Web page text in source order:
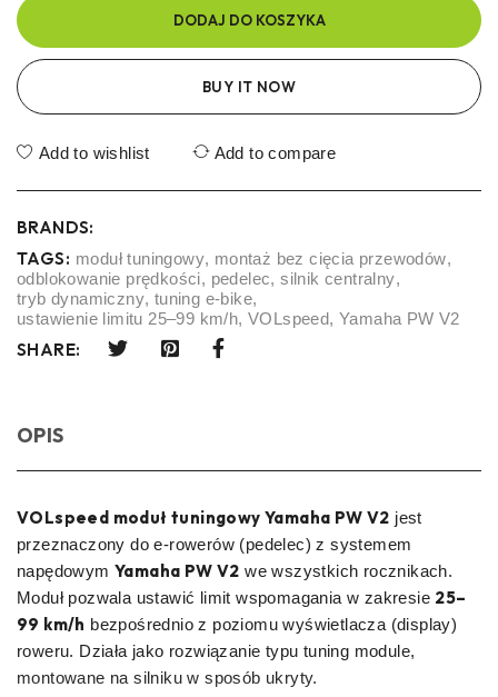
DODAJ DO KOSZYKA
BUY IT NOW
Add to wishlist Add to compare
BRANDS:
TAGS: moduł tuningowy, montaż bez cięcia przewodów,
odblokowanie prędkości, pedelec,silnik centralny,
tryb dynamiczny, tuning e-bike,
ustawienie limitu 25–99 km/h,VOLspeed,Yamaha PW V2
SHARE:
OPIS
VOLspeed moduł tuningowy Yamaha PW V2 jest
przeznaczony do e‑rowerów (pedelec) z systemem
napędowymYamaha PW V2 we wszystkich rocznikach.
Moduł pozwala ustawić limit wspomagania w zakresie 25–
99 km/h bezpośrednio z poziomu wyświetlacza (display)
roweru. Działa jako rozwiązanie typu tuning module,
montowane na silniku w sposób ukryty.